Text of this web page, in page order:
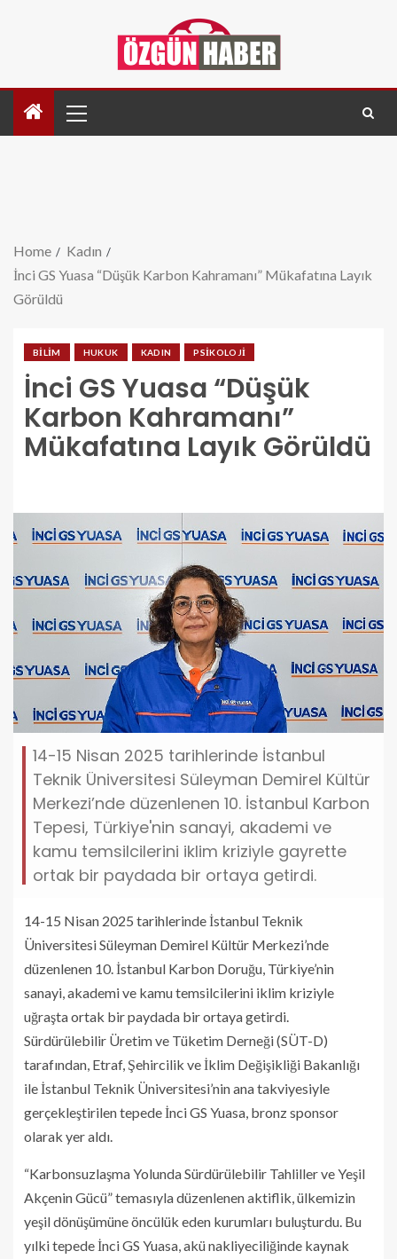
Home
Kadın
İnci GS Yuasa “Düşük Karbon Kahramanı” Mükafatına Layık
Görüldü
BILIM HUKUK KADIN PSIKOLOJI
İnci GS Yuasa “Düşük
Karbon Kahramanı”
Mükafatına Layık Görüldü
14-15 Nisan 2025 tarihlerinde İstanbul
Teknik Üniversitesi Süleyman Demirel Kültür
Merkezi’nde düzenlenen 10. İstanbul Karbon
Tepesi, Türkiye'nin sanayi, akademi ve
kamu temsilcilerini iklim kriziyle gayrette
ortak bir paydada bir ortaya getirdi.
14-15 Nisan 2025 tarihlerinde İstanbul Teknik
Üniversitesi Süleyman Demirel Kültür Merkezi’nde
düzenlenen 10. İstanbul Karbon Doruğu, Türkiye’nin
sanayi, akademi ve kamu temsilcilerini iklim kriziyle
uğraşta ortak bir paydada bir ortaya getirdi.
Sürdürülebilir Üretim ve Tüketim Derneği (SÜT-D)
tarafından, Etraf, Şehircilik ve İklim Değişikliği Bakanlığı
ile İstanbul Teknik Üniversitesi’nin ana takviyesiyle
gerçekleştirilen tepede İnci GS Yuasa, bronz sponsor
olarak yer aldı.
“Karbonsuzlaşma Yolunda Sürdürülebilir Tahliller ve Yeşil
Akçenin Gücü” temasıyla düzenlenen aktiflik, ülkemizin
yeşil dönüşümüne öncülük eden kurumları buluşturdu. Bu
yılki tepede İnci GS Yuasa, akü nakliyeciliğinde kaynak